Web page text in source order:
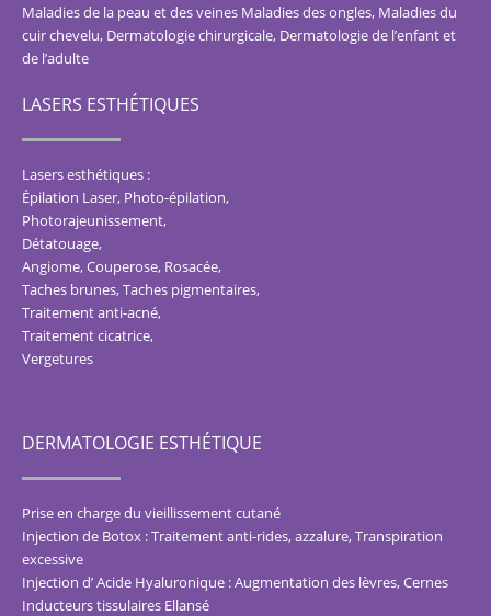
Maladies de la peau et des veines Maladies des ongles, Maladies du
cuir chevelu, Dermatologie chirurgicale, Dermatologie de l’enfant et
de l’adulte
LASERS ESTHÉTIQUES
Lasers esthétiques :
Épilation Laser, Photo-épilation,
Photorajeunissement,
Détatouage,
Angiome, Couperose, Rosacée,
Taches brunes, Taches pigmentaires,
Traitement anti-acné,
Traitement cicatrice,
Vergetures
DERMATOLOGIE ESTHÉTIQUE
Prise en charge du vieillissement cutané
Injection de Botox : Traitement anti-rides, azzalure, Transpiration
excessive
Injection d’ Acide Hyaluronique : Augmentation des lèvres, Cernes
Inducteurs tissulaires Ellansé